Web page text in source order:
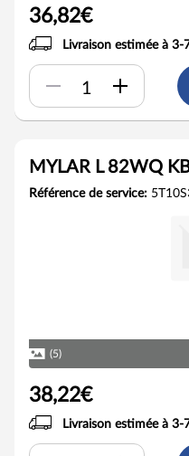
36,82€
Livraison estimée à 3-
MYLAR L 82WQ
Référence de service:
(5)
38,22€
Livraison estimée à 3-